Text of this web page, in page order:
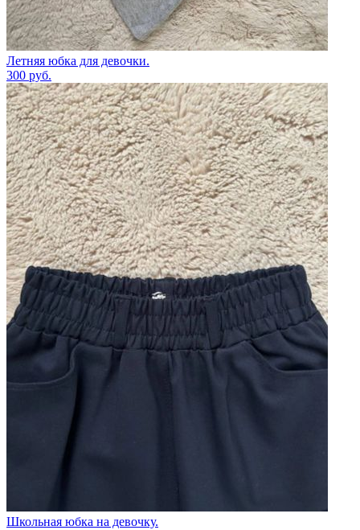
Летняя юбка для девочки.
300 руб.
Школьная юбка на девочку.